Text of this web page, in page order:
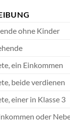
ohne Kinder
ein Einkommen
beide verdienen
einer in Klasse 3
oder